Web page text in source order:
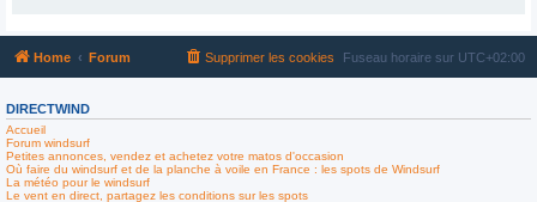
Home Forum Fuseau horaire sur UTC+02:00
Supprimer les cookies
DIRECTWIND
Accueil
Forum windsurf
Petites annonces, vendez et achetez votre matos d'occasion
Où faire du windsurf et de la planche à voile en France : les spots de Windsurf
La météo pour le windsurf
Le vent en direct, partagez les conditions sur les spots